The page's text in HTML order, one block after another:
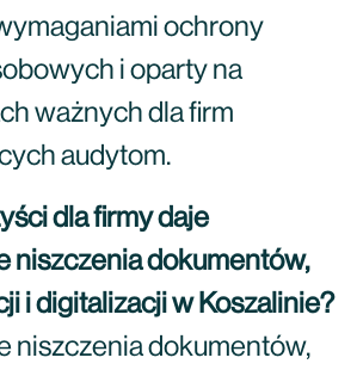
ochrony
i oparty na
ważnych dla firm
audytom.
dla firmy daje
niszczenia dokumentów,
i digitalizacji w Koszalinie?
niszczenia dokumentów,